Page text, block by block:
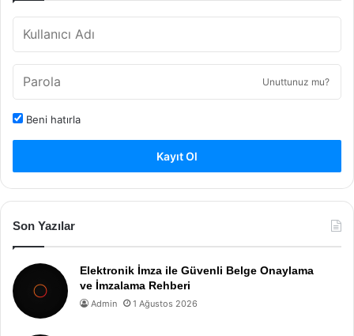
Unuttunuz mu?
Beni hatırla
Kayıt Ol
Son Yazılar
Elektronik İmza ile Güvenli Belge Onaylama
ve İmzalama Rehberi
Admin 1 Ağustos 2026